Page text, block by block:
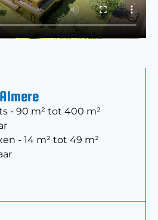
- 90 m² tot 400 m²
- 14 m² tot 49 m²